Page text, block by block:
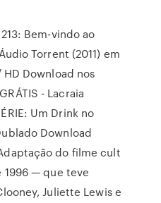
Bem-vindo ao
Torrent (2011) em
Download nos
- Lacraia
Um Drink no
Download
do filme cult
1996 — que teve
Juliette Lewis e